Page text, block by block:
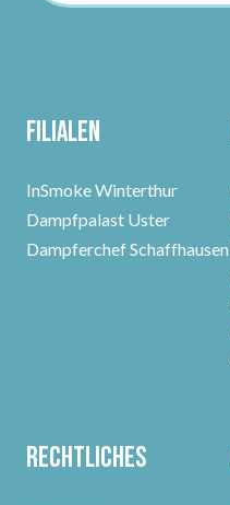
Filialen
InSmoke Winterthur
Dampfpalast Uster
Dampferchef Schaffhausen
Rechtliches